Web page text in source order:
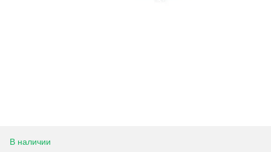
В наличии